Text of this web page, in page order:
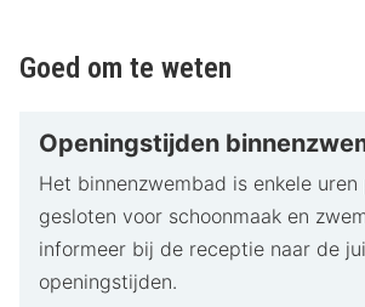
Goed om te weten
Openingstijden
Het binnenzwembad is enkele uren
gesloten voor schoonmaak en
informeer bij de receptie naar de
openingstijden.